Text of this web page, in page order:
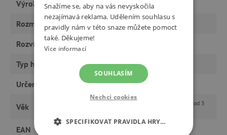
Výrobce Djeco
Rozměry 32 x 25 x 13.5cm
Rozvíjí
Typ hračky hračky
Určeno pro kluka
Věk
od 9 let, od 6 let, předškoláci, od 3
EAN
Snažíme se, aby na vás nevyskočila
nezajímavá reklama. Udělením souhlasu s
pravidly nám v této snaze můžete pomoct
také. Děkujeme!
Více informací
SOUHLASÍM
Nechci cookies
SPECIFIKOVAT PRAVIDLA HRY…